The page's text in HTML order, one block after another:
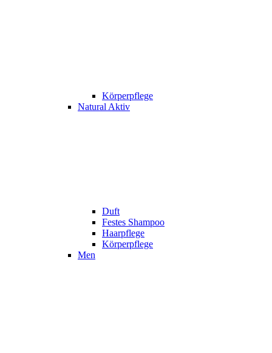
Körperpflege
Natural Aktiv
Duft
Festes Shampoo
Haarpflege
Körperpflege
Men